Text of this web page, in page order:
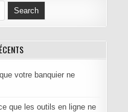
votre banquier ne
que les outils en ligne ne